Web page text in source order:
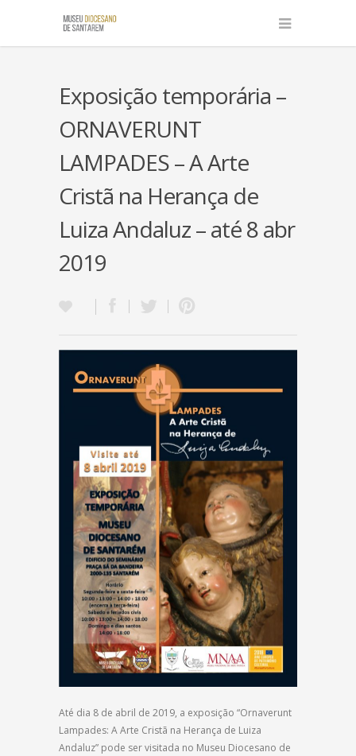
Exposição temporária –
ORNAVERUNT
LAMPADES – A Arte
Cristã na Herança de
Luiza Andaluz – até 8 abr
2019
Até dia 8 de abril de 2019, a exposição “Ornaverunt
Lampades: A Arte Cristã na Herança de Luiza
Andaluz” pode ser visitada no Museu Diocesano de